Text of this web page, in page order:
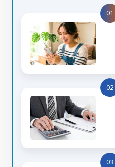
01
02
03